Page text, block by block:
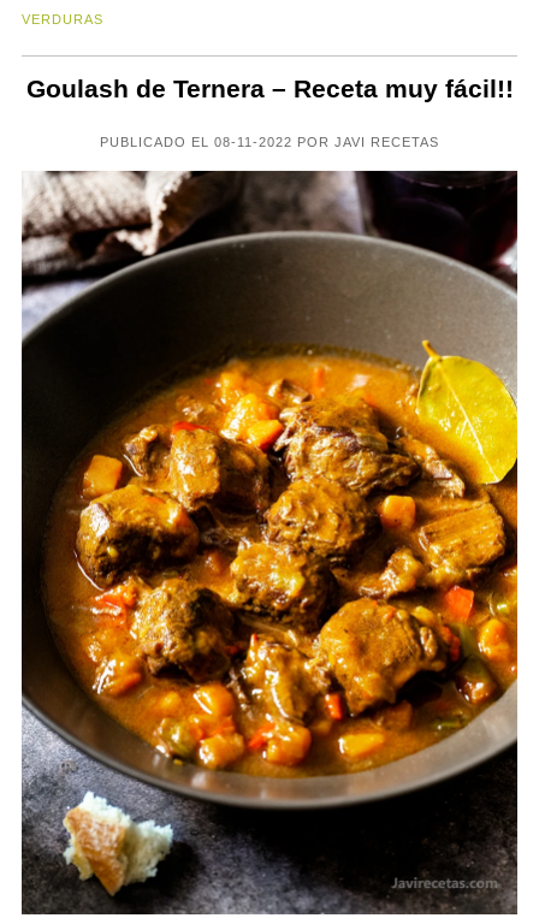
VERDURAS
Goulash de Ternera – Receta muy fácil!!
PUBLICADO EL 08-11-2022 POR JAVI RECETAS